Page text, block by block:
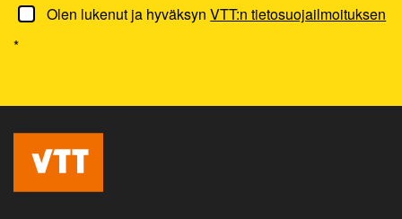
Olen lukenut ja hyväksynVTT:n tietosuojailmoituksen
*